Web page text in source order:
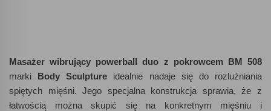
Masażer wibrujący powerball duo z pokrowcem BM 508
marki Body Sculpture idealnie nadaje się do rozluźniania
spiętych mięśni. Jego specjalna konstrukcja sprawia, że z
łatwością można skupić się na konkretnym mięśniu i